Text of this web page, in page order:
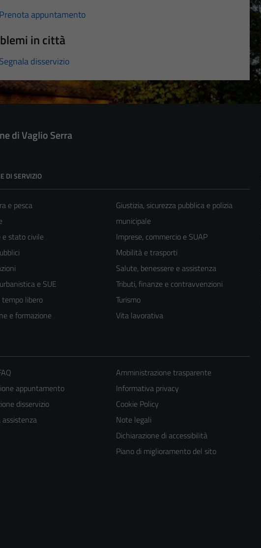
Prenota appuntamento
in città
Segnala disservizio
di Vaglio Serra
DI SERVIZIO
e pesca
e stato civile
e SUE
libero
e formazione
Giustizia, sicurezza pubblica e polizia
municipale
Imprese, commercio e SUAP
Mobilità e trasporti
Salute, benessere e assistenza
Tributi, finanze e contravvenzioni
Turismo
Vita lavorativa
appuntamento
disservizio
assistenza
Amministrazione trasparente
Informativa privacy
Cookie Policy
Note legali
Dichiarazione di accessibilità
Piano di miglioramento del sito